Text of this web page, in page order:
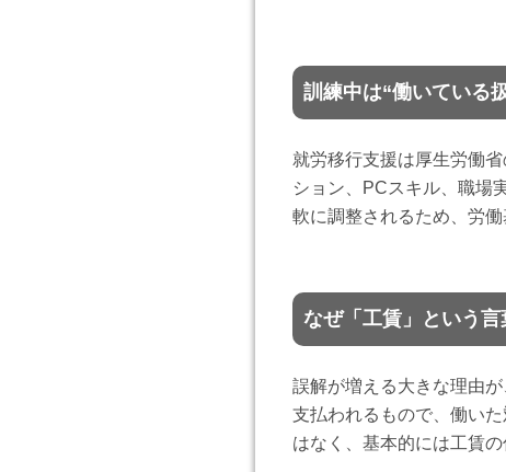
訓練中は“働いている
就労移行支援は厚生労働
ション、PCスキル、職場
軟に調整されるため、労
なぜ「工賃」という
誤解が増える大きな理由が
支払われるもので、働い
はなく、基本的には工賃の